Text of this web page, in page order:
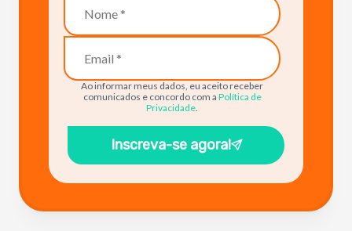
Ao informar meus dados, eu aceito receber
comunicados e concordo com a Política de
Privacidade.
Inscreva-se agora!